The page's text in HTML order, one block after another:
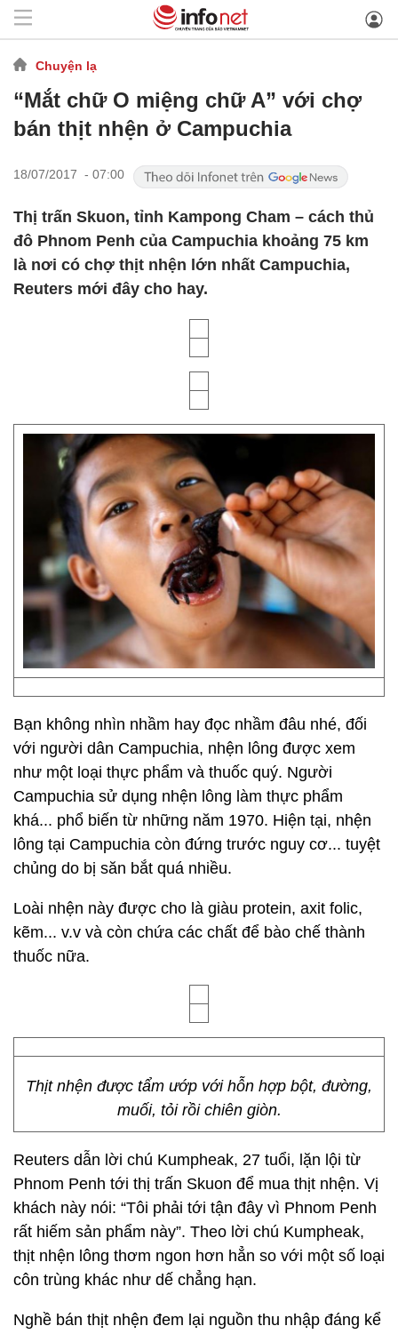
Chuyện lạ
“Mắt chữ O miệng chữ A” với chợ
bán thịt nhện ở Campuchia
18/07/2017 - 07:00
Thị trấn Skuon, tỉnh Kampong Cham – cách thủ
đô Phnom Penh của Campuchia khoảng 75 km
là nơi có chợ thịt nhện lớn nhất Campuchia,
Reuters mới đây cho hay.
Bạn không nhìn nhầm hay đọc nhầm đâu nhé, đối
với người dân Campuchia, nhện lông được xem
như một loại thực phẩm và thuốc quý. Người
Campuchia sử dụng nhện lông làm thực phẩm
khá... phổ biến từ những năm 1970. Hiện tại, nhện
lông tại Campuchia còn đứng trước nguy cơ... tuyệt
chủng do bị săn bắt quá nhiều.
Loài nhện này được cho là giàu protein, axit folic,
kẽm... v.v và còn chứa các chất để bào chế thành
thuốc nữa.
Thịt nhện được tẩm ướp với hỗn hợp bột, đường,
muối, tỏi rồi chiên giòn.
Reuters dẫn lời chú Kumpheak, 27 tuổi, lặn lội từ
Phnom Penh tới thị trấn Skuon để mua thịt nhện. Vị
khách này nói: “Tôi phải tới tận đây vì Phnom Penh
rất hiếm sản phẩm này”. Theo lời chú Kumpheak,
thịt nhện lông thơm ngon hơn hẳn so với một số loại
côn trùng khác như dế chẳng hạn.
Nghề bán thịt nhện đem lại nguồn thu nhập đáng kể